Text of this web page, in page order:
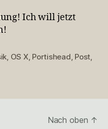
Ich will jetzt
, OS X, Portishead, Post,
Nach oben ↑